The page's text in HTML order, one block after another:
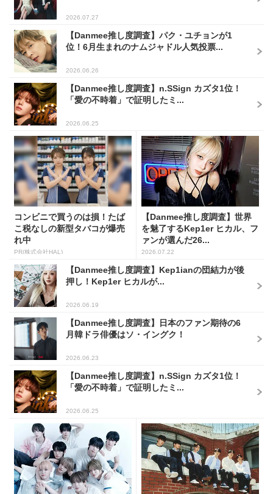
2026.07.27
【Danmee推し度調査】パク・ユチョンが1
位！6月生まれのナムジャドル人気投票...
2026.06.26
【Danmee推し度調査】n.SSign カズタ1位！
「愛の不時着」で証明したミ...
2026.06.25
コンビニで買うのは損！たば
こ税なしの新型タバコが爆売
れ中
PR(株式会社HAL)
【Danmee推し度調査】世界
を魅了するKep1er ヒカル、フ
ァンが選んだ26...
2026.07.22
【Danmee推し度調査】Kep1ianの団結力が後
押し！Kep1er ヒカルが...
2026.06.19
【Danmee推し度調査】日本のファン期待の6
月韓ドラ俳優はソ・イングク！
2026.06.23
【Danmee推し度調査】n.SSign カズタ1位！
「愛の不時着」で証明したミ...
2026.06.25